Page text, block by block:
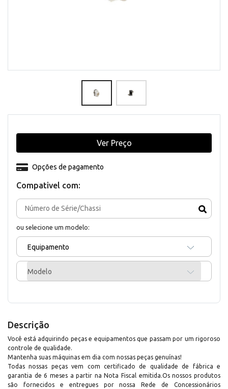
Compativel com:
ou selecione um modelo:
Equipamento
Modelo
Opções de pagamento
Ver Preço
Descrição
Você está adquirindo peças e equipamentos que passam por um rigoroso
controle de qualidade.
Mantenha suas máquinas em dia com nossas peças genuínas!
Todas nossas peças vem com certificado de qualidade de fábrica e
garantia de 6 meses a partir na Nota Fiscal emitida.Os nossos produtos
são fornecidos e entregues por nossa Rede de Concessionários